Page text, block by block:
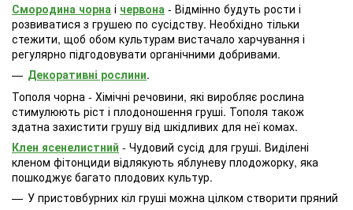
Смородина чорна і червона - Відмінно будуть рости і
розвиватися з грушею по сусідству. Необхідно тільки
стежити, щоб обом культурам вистачало харчування і
регулярно підгодовувати органічними добривами.
Декоративні рослини.
Тополя чорна - Хімічні речовини, які виробляє рослина
стимулюють ріст і плодоношення груші. Тополя також
здатна захистити грушу від шкідливих для неї комах.
Клен ясенелистний - Чудовий сусід для груші. Виділені
кленом фітонциди відлякують яблуневу плодожорку, яка
пошкоджує багато плодових культур.
У пристовбурних кіл груші можна цілком створити пряний